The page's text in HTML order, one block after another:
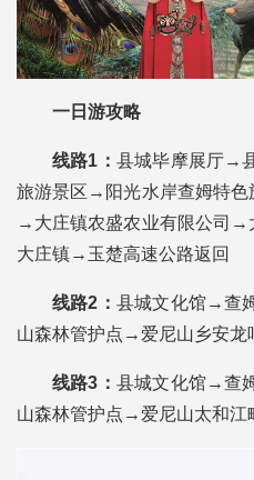
一日游攻略
线路1： 县城毕摩展厅→
旅游景区→阳光水岸查姆特
→大庄镇农盛农业有限公司→
大庄镇→玉楚高速公路返回
线路2： 县城文化馆→查
山森林管护点→爱尼山乡安
线路3： 县城文化馆→查
山森林管护点→爱尼山太和